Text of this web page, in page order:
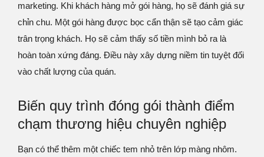
marketing. Khi khách hàng mở gói hàng, họ sẽ đánh giá sự
chỉn chu. Một gói hàng được bọc cẩn thận sẽ tạo cảm giác
trân trọng khách. Họ sẽ cảm thấy số tiền mình bỏ ra là
hoàn toàn xứng đáng. Điều này xây dựng niềm tin tuyệt đối
vào chất lượng của quán.
Biến quy trình đóng gói thành điểm
chạm thương hiệu chuyên nghiệp
Bạn có thể thêm một chiếc tem nhỏ trên lớp màng nhôm.